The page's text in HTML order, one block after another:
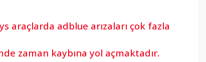
araçlarda adblue arızaları çok fazla
zaman kaybına yol açmaktadır.